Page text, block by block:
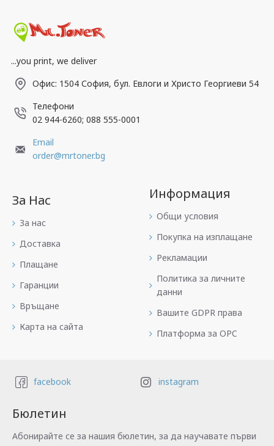
...you print, we deliver
Офис: 1504 София, бул. Евлоги и Христо Георгиеви 54
Телефони
02 944-6260; 088 555-0001
Email
order@mrtoner.bg
За Нас
За нас
Доставка
Плащане
Гаранции
Връщане
Карта на сайта
Информация
Общи условия
Покупка на изплащане
Рекламации
Политика за личните
данни
Вашите GDPR права
Платформа за OPC
facebook instagram
Бюлетин
Абонирайте се за нашия бюлетин, за да научавате първи